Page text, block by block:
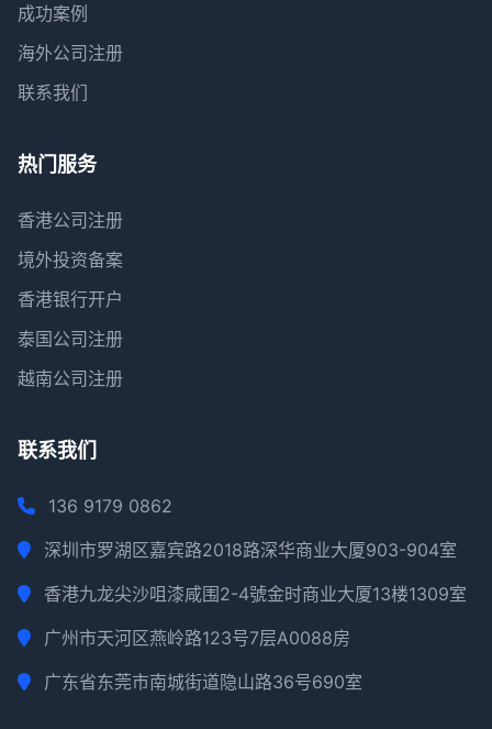
成功案例
海外公司注册
联系我们
热门服务
香港公司注册
境外投资备案
香港银行开户
泰国公司注册
越南公司注册
联系我们
136 9179 0862
深圳市罗湖区嘉宾路2018路深华商业大厦903-904室
香港九龙尖沙咀漆咸围2-4號金时商业大厦13楼1309室
广州市天河区燕岭路123号7层A0088房
广东省东莞市南城街道隐山路36号690室